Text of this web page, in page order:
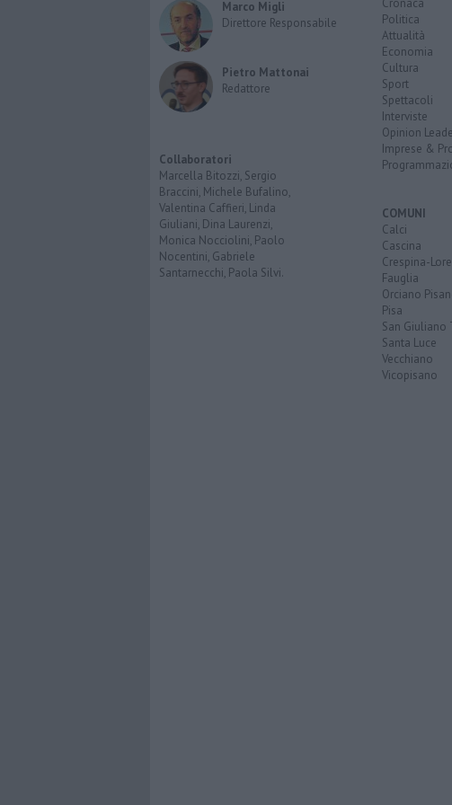
Marco Migli
Direttore Responsabile
Pietro Mattonai
Redattore
Collaboratori
Marcella Bitozzi, Sergio
Braccini, Michele Bufalino,
Valentina Caffieri, Linda
Giuliani, Dina Laurenzi,
Monica Nocciolini, Paolo
Nocentini, Gabriele
Santarnecchi, Paola Silvi.
Politica
Attualità
Economia
Cultura
Sport
Spettacoli
Interviste
Opinion
Imprese &
COMUNI
Calci
Cascina
Crespina-
Fauglia
Orciano
Pisa
San Giuliano
Santa Luce
Vecchiano
Vicopisano